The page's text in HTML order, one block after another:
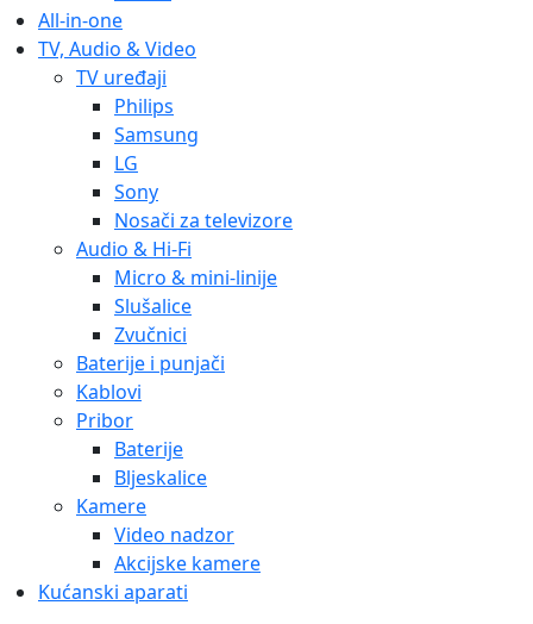
All-in-one
TV, Audio & Video
TV uređaji
Philips
Samsung
LG
Sony
Nosači za televizore
Audio & Hi-Fi
Micro & mini-linije
Slušalice
Zvučnici
Baterije i punjači
Kablovi
Pribor
Baterije
Bljeskalice
Kamere
Video nadzor
Akcijske kamere
Kućanski aparati